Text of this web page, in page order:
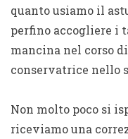
quanto usiamo il
perfino accogliere i
mancina nel corso
conservatrice nello
Non molto poco si
riceviamo una